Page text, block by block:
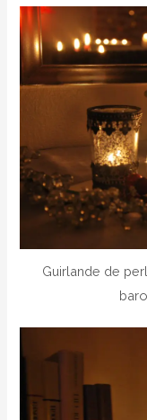
Guirlande de